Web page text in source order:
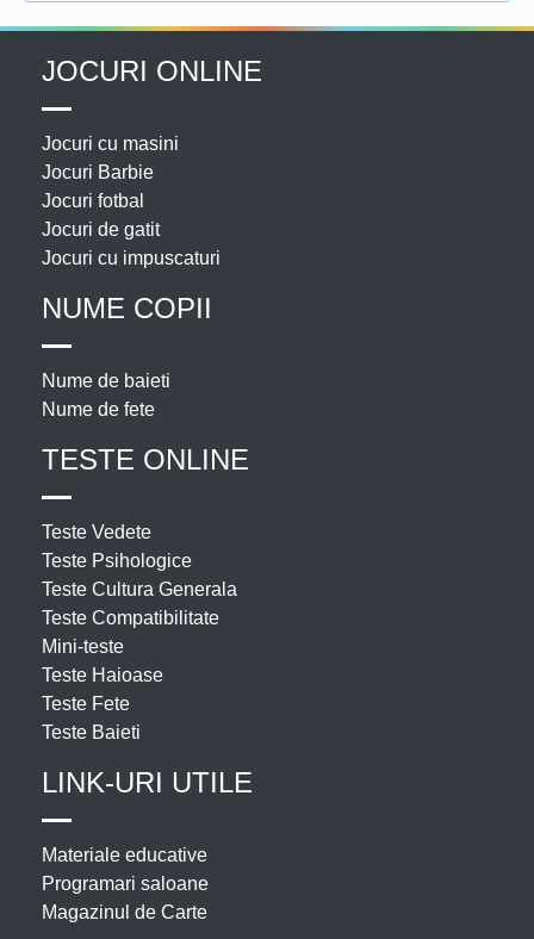
JOCURI ONLINE
Jocuri cu masini
Jocuri Barbie
Jocuri fotbal
Jocuri de gatit
Jocuri cu impuscaturi
NUME COPII
Nume de baieti
Nume de fete
TESTE ONLINE
Teste Vedete
Teste Psihologice
Teste Cultura Generala
Teste Compatibilitate
Mini-teste
Teste Haioase
Teste Fete
Teste Baieti
LINK-URI UTILE
Materiale educative
Programari saloane
Magazinul de Carte